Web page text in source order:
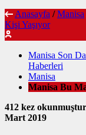
Anasayfa / Manisa
Kişi Yaşıyor
Manisa Son
Haberleri
Manisa
Manisa Bu
412 kez okunmuştur
Mart 2019